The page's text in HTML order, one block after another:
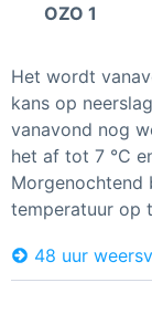
OZO 1
Het wordt
kans op
vanavond nog
het af tot 7 °C
Morgenochtend
temperatuur op
48 uur